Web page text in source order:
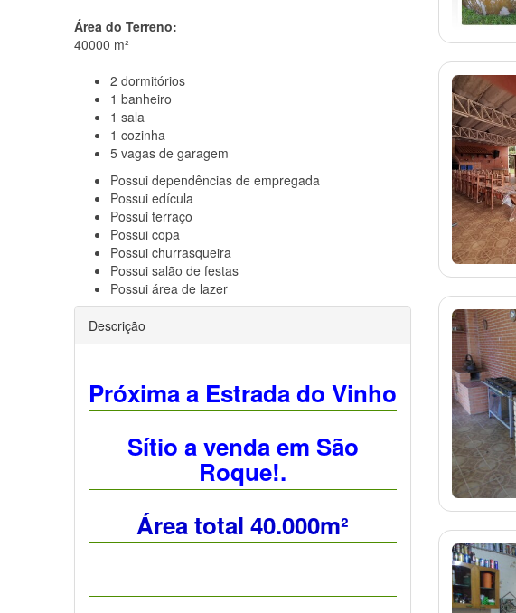
Área do Terreno:
40000 m²
2 dormitórios
1 banheiro
1 sala
1 cozinha
5 vagas de garagem
Possui dependências de empregada
Possui edícula
Possui terraço
Possui copa
Possui churrasqueira
Possui salão de festas
Possui área de lazer
Descrição
Próxima a Estrada do Vinho
Sítio a venda em São
Roque!.
Área total 40.000m²